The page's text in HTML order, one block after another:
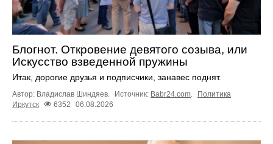
Блогнот. Откровение девятого созыва, или
Искусство взведенной пружины
Итак, дорогие друзья и подписчики, занавес поднят.
Автор: Владислав Шиндяев. Источник: Babr24.com.
Политика
Иркутск
6352 06.08.2026